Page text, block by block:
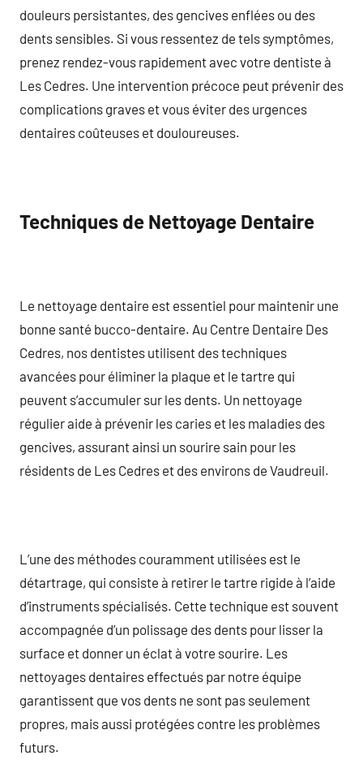
douleurs persistantes, des gencives enflées ou des
dents sensibles. Si vous ressentez de tels symptômes,
prenez rendez-vous rapidement avec votre dentiste à
Les Cedres. Une intervention précoce peut prévenir des
complications graves et vous éviter des urgences
dentaires coûteuses et douloureuses.
Techniques de Nettoyage Dentaire
Le nettoyage dentaire est essentiel pour maintenir une
bonne santé bucco-dentaire. Au Centre Dentaire Des
Cedres, nos dentistes utilisent des techniques
avancées pour éliminer la plaque et le tartre qui
peuvent s’accumuler sur les dents. Un nettoyage
régulier aide à prévenir les caries et les maladies des
gencives, assurant ainsi un sourire sain pour les
résidents de Les Cedres et des environs de Vaudreuil.
L’une des méthodes couramment utilisées est le
détartrage, qui consiste à retirer le tartre rigide à l’aide
d’instruments spécialisés. Cette technique est souvent
accompagnée d’un polissage des dents pour lisser la
surface et donner un éclat à votre sourire. Les
nettoyages dentaires effectués par notre équipe
garantissent que vos dents ne sont pas seulement
propres, mais aussi protégées contre les problèmes
futurs.